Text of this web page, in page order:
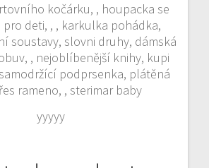
kočárku, , houpacka se
deti, , , karkulka pohádka,
soustavy, slovni druhy, dámská
, nejoblíbenější knihy, kupi
podprsenka, plátěná
rameno, , sterimar baby
yyyyy